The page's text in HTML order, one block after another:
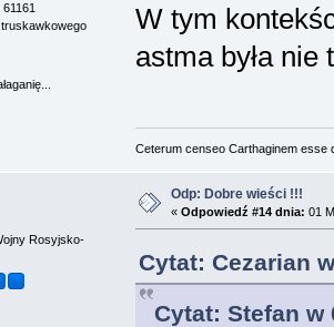
truskawkowego
W tym
astma była
Ceterum censeo Carthaginem esse
Rosyjsko-
Odp: Dobre wieści !!!
« Odpowiedź #14 dnia: 01
Cytat: Cezarian
Cytat: Stefan w